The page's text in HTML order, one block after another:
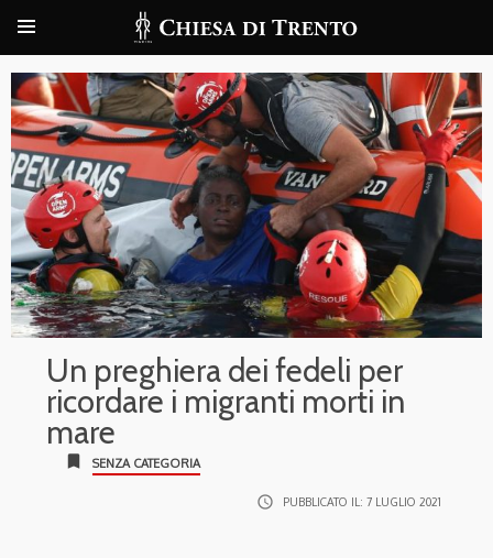
Un preghiera dei fedeli per
ricordare i migranti morti in
mare
bookmark SENZA CATEGORIA
access_time PUBBLICATO IL: 7 LUGLIO 2021